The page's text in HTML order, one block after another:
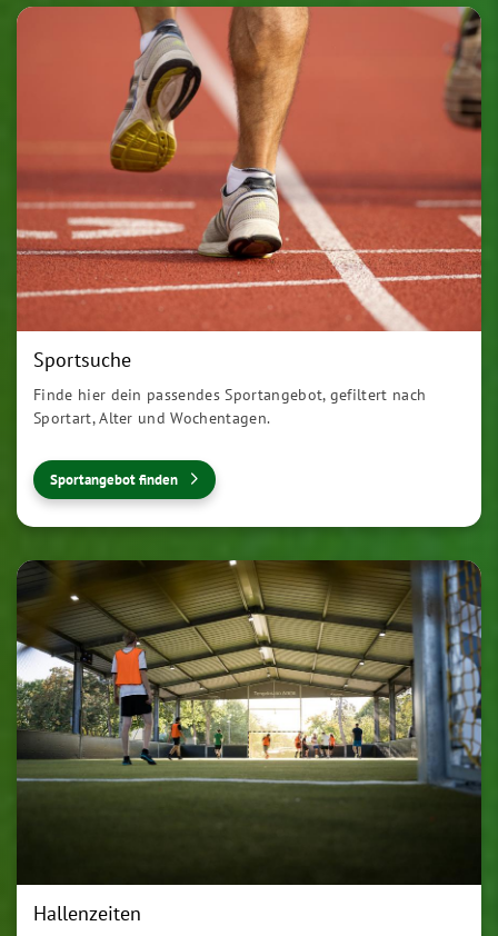
Sportsuche
Finde hier dein passendes Sportangebot, gefiltert nach
Sportart, Alter und Wochentagen.
Sportangebot finden
Hallenzeiten